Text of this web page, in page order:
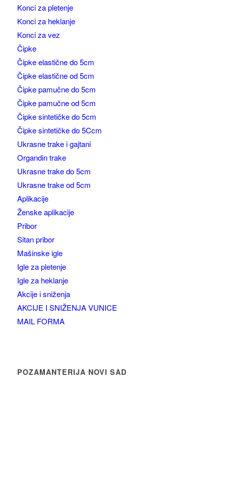
Konci za pletenje
Konci za heklanje
Konci za vez
Čipke
Čipke elastične do 5cm
Čipke elastične od 5cm
Čipke pamučne do 5cm
Čipke pamučne od 5cm
Čipke sintetičke do 5cm
Čipke sintetičke do 5Ccm
Ukrasne trake i gajtani
Organdin trake
Ukrasne trake do 5cm
Ukrasne trake od 5cm
Aplikacije
Ženske aplikacije
Pribor
Sitan pribor
Mašinske igle
Igle za pletenje
Igle za heklanje
Akcije i sniženja
AKCIJE I SNIŽENJA VUNICE
MAIL FORMA
POZAMANTERIJA NOVI SAD